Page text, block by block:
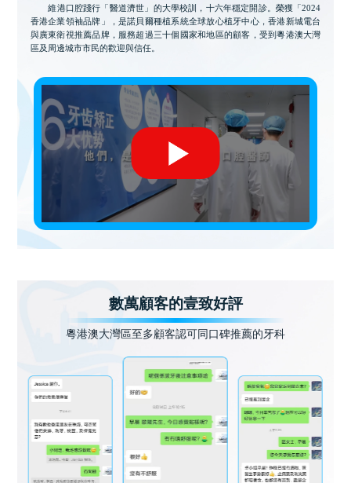
維港口腔踐行「醫道濟世」的大學校訓，十六年穩定開診。榮獲「2024
香港企業領袖品牌」，是諾貝爾種植系統全球放心植牙中心，香港新城電台
與廣東衛視推薦品牌，服務超過三十個國家和地區的顧客，受到粵港澳大灣
區及周邊城市市民的歡迎與信任。
數萬顧客的壹致好評
粵港澳大灣區至多顧客認可同口碑推薦的牙科